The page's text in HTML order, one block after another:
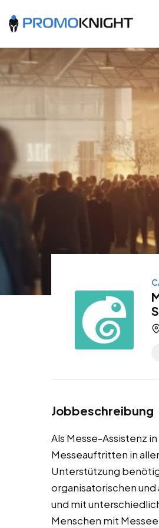
Jobbeschreibung
Als Messe-Assistenz
Messeauftritten in
Unterstützung
organisatorischen
und mit
Menschen mit